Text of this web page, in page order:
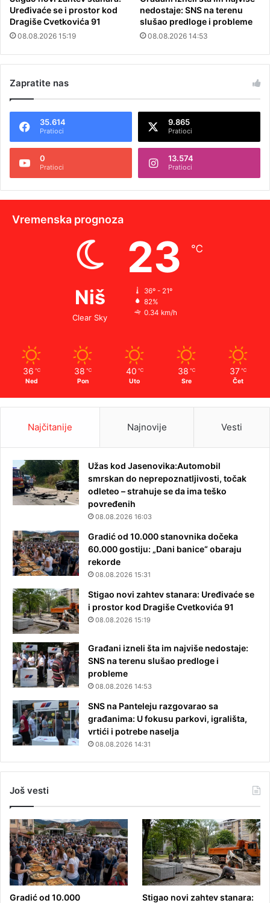
Uređivaće se i prostor kod
Dragiše Cvetkovića 91
08.08.2026 15:19
nedostaje: SNS na terenu
slušao predloge i probleme
08.08.2026 14:53
Zapratite nas
35.614
Pratioci
9.865
Pratioci
0
Pratioci
13.574
Pratioci
Vremenska prognoza
Niš
Clear Sky
23 ℃
36º - 21º
82%
0.34 km/h
36 ℃
Ned
38 ℃
Pon
40 ℃
Uto
38 ℃
Sre
37 ℃
Čet
Najčitanije Najnovije Vesti
Užas kod Jasenovika:Automobil
smrskan do neprepoznatljivosti, točak
odleteo – strahuje se da ima teško
povređenih
08.08.2026 16:03
Gradić od 10.000 stanovnika dočeka
60.000 gostiju: „Dani banice“ obaraju
rekorde
08.08.2026 15:31
Stigao novi zahtev stanara: Uređivaće se
i prostor kod Dragiše Cvetkovića 91
08.08.2026 15:19
Građani izneli šta im najviše nedostaje:
SNS na terenu slušao predloge i
probleme
08.08.2026 14:53
SNS na Panteleju razgovarao sa
građanima: U fokusu parkovi, igrališta,
vrtići i potrebe naselja
08.08.2026 14:31
Još vesti
Gradić od 10.000
Stigao novi zahtev stanara: